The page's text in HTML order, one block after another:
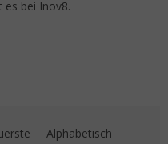
es bei Inov8.
Alphabetisch